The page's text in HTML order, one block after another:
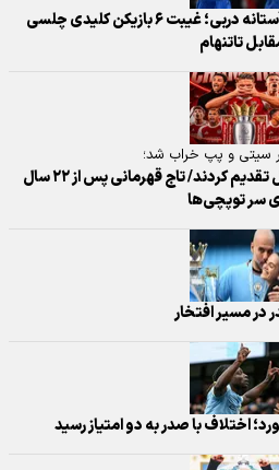
بحران برای شیرهای لندن در آستانه دربی؛ غیبت ۶ بازیکن کلیدی چلسی
تاتنهام
سیتی و پپ خراب شد؛
سیتیزن‌ها قهرمانی را به آرسنال تقدیم کردند/ تاج قهرمانی پس از ۲۲ سال
سر توپچی‌ها
در مسیر افتخار
اختلاف با صدر به دو امتیاز رسید